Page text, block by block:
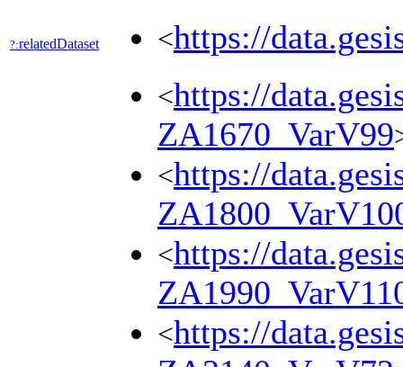
?:relatedDataset <https://
<https://
ZA1670_VarV99
<https://
<https://
<https://